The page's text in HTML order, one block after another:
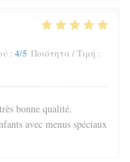
: 4/5 Ποιότητα / Τιμή :
bonne qualité.
avec menus spéciaux